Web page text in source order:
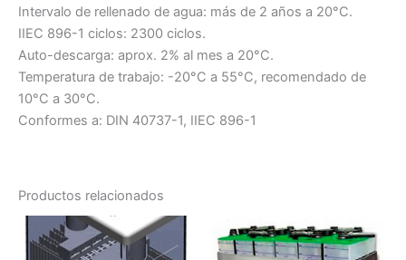
Intervalo de rellenado de agua: más de 2 años a 20°C.
IIEC 896-1 ciclos: 2300 ciclos.
Auto-descarga: aprox. 2% al mes a 20°C.
Temperatura de trabajo: -20°C a 55°C, recomendado de
10°C a 30°C.
Conformes a: DIN 40737-1, IIEC 896-1
Productos relacionados